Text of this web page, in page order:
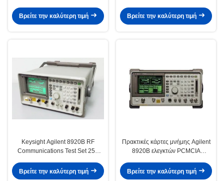
Βρείτε την καλύτερη τιμή
Βρείτε την καλύτερη τιμή
Keysight Agilent 8920B RF
Communications Test Set 250
μνήμης PCMCIA και
ενσωματωμένο υπολογιστή
Βρείτε την καλύτερη τιμή
Πρακτικές κάρτες μνήμης Agilent
8920B ελεγκτών PCMCIA
Βρείτε την καλύτερη τιμή